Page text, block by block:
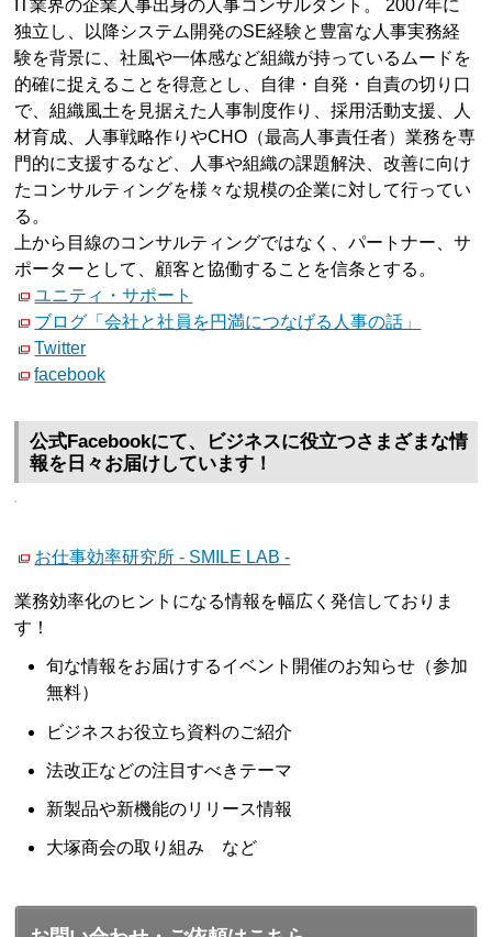
IT業界の企業人事出身の人事コンサルタント。 2007年に
独立し、以降システム開発のSE経験と豊富な人事実務経
験を背景に、社風や一体感など組織が持っているムードを
的確に捉えることを得意とし、自律・自発・自責の切り口
で、組織風土を見据えた人事制度作り、採用活動支援、人
材育成、人事戦略作りやCHO（最高人事責任者）業務を専
門的に支援するなど、人事や組織の課題解決、改善に向け
たコンサルティングを様々な規模の企業に対して行ってい
る。
上から目線のコンサルティングではなく、パートナー、サ
ポーターとして、顧客と協働することを信条とする。
ユニティ・サポート
ブログ「会社と社員を円満につなげる人事の話」
Twitter
facebook
公式Facebookにて、ビジネスに役立つさまざまな情
報を日々お届けしています！
お仕事効率研究所 - SMILE LAB -
業務効率化のヒントになる情報を幅広く発信しておりま
す！
旬な情報をお届けするイベント開催のお知らせ（参加
無料）
ビジネスお役立ち資料のご紹介
法改正などの注目すべきテーマ
新製品や新機能のリリース情報
大塚商会の取り組み など